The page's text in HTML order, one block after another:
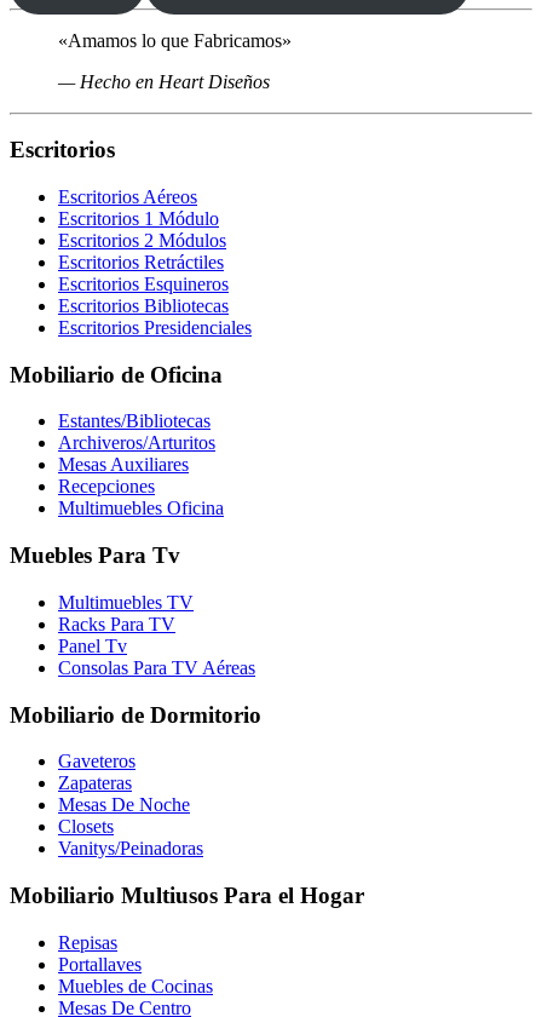
«Amamos lo que Fabricamos»
— Hecho en Heart Diseños
Escritorios
Escritorios Aéreos
Escritorios 1 Módulo
Escritorios 2 Módulos
Escritorios Retráctiles
Escritorios Esquineros
Escritorios Bibliotecas
Escritorios Presidenciales
Mobiliario de Oficina
Estantes/Bibliotecas
Archiveros/Arturitos
Mesas Auxiliares
Recepciones
Multimuebles Oficina
Muebles Para Tv
Multimuebles TV
Racks Para TV
Panel Tv
Consolas Para TV Aéreas
Mobiliario de Dormitorio
Gaveteros
Zapateras
Mesas De Noche
Closets
Vanitys/Peinadoras
Mobiliario Multiusos Para el Hogar
Repisas
Portallaves
Muebles de Cocinas
Mesas De Centro